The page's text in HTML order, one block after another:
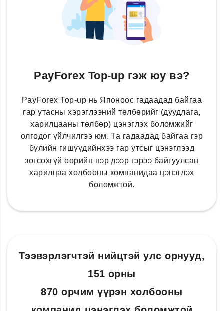
PayForex Top-up гэж юу вэ?
PayForex Top-up нь Японоос гадаадад байгаа
гар утасны хэрэглээний төлбөрийг (дуудлага,
харилцааны төлбөр) цэнэглэх боломжийг
олгодог үйлчилгээ юм. Та гадаадад байгаа гэр
бүлийн гишүүдийнхээ гар утсыг цэнэглээд
зогсохгүй өөрийн нэр дээр гэрээ байгуулсан
харилцаа холбооны компанидаа цэнэглэх
боломжтой.
Тээвэрлэгчтэй нийцтэй улс орнууд,
151 орны
870 орчим үүрэн холбооны